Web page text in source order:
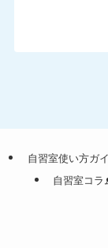
自習室使い方ガ
自習室コラ